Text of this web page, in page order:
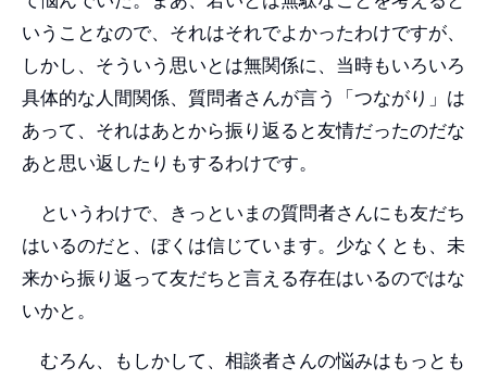
いうことなので、それはそれでよかったわけですが、
しかし、そういう思いとは無関係に、当時もいろいろ
具体的な人間関係、質問者さんが言う「つながり」は
あって、それはあとから振り返ると友情だったのだな
あと思い返したりもするわけです。
というわけで、きっといまの質問者さんにも友だち
はいるのだと、ぼくは信じています。少なくとも、未
来から振り返って友だちと言える存在はいるのではな
いかと。
むろん、もしかして、相談者さんの悩みはもっとも